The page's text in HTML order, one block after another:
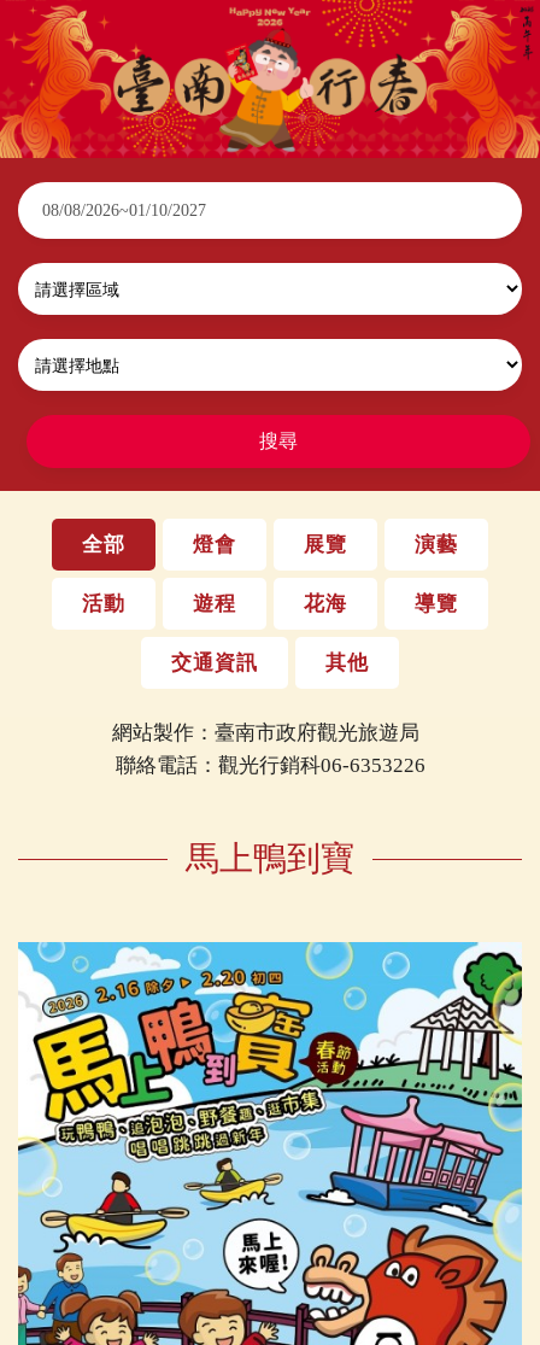
2026臺南行春
搜尋
全部 燈會 展覽 演藝
活動 遊程 花海 導覽
交通資訊 其他
網站製作：臺南市政府觀光旅遊局
聯絡電話：觀光行銷科06-6353226
馬上鴨到寶